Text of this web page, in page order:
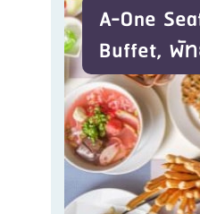
A-One
Buffet, พั